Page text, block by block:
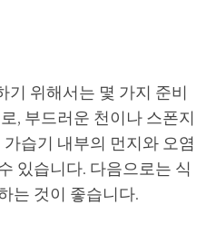
기 위해서는 몇 가지 준비
, 부드러운 천이나 스폰지
습기 내부의 먼지와 오염
있습니다. 다음으로는 식
는 것이 좋습니다.